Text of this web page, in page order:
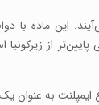
این ماده با
از
ایمپلنت به عنوان